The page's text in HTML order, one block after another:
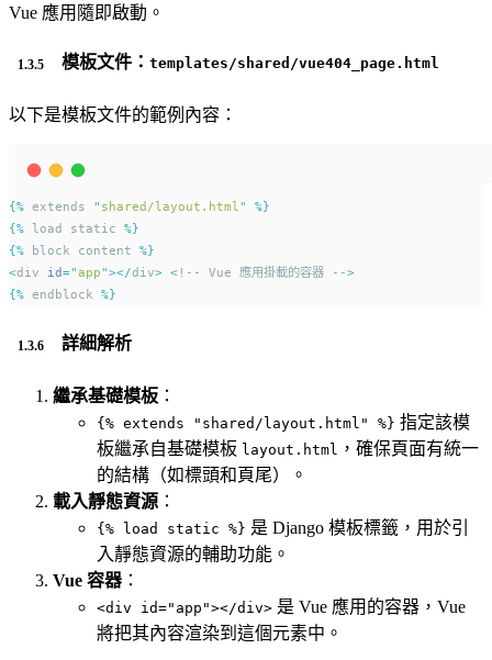
Vue 應用隨即啟動。
模板文件： templates/shared/vue404_page.html
以下是模板文件的範例內容：
{% extends " shared/layout.html"
%}
{% load static %}
{% block content %}
<div id="app"></div> <!-- Vue 應用掛載的容器 -->
{% endblock %}
詳細解析
繼承基礎模板 ：
{% extends "shared/layout.html" %} 指定該模
板繼承自基礎模板 layout.html ，確保頁面有統一
的結構（如標頭和頁尾）。
載入靜態資源 ：
{% load static %} 是 Django 模板標籤，用於引
入靜態資源的輔助功能。
Vue 容器 ：
<div id="app"></div> 是 Vue 應用的容器，Vue
將把其內容渲染到這個元素中。